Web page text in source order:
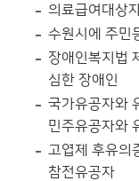
의료급여대상
수원시에 주민
장애인복지법
심한 장애인
국가유공자와
민주유공자와
고엽제 후유의
참전유공자